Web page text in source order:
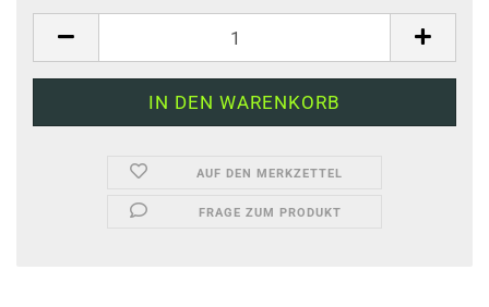
AUF DEN MERKZETTEL
FRAGE ZUM PRODUKT